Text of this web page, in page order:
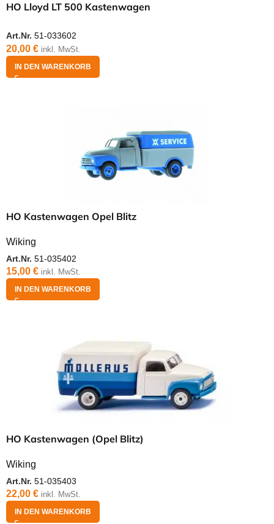
HO Lloyd LT 500 Kastenwagen
Art.Nr. 51-033602
20,00 € inkl. MwSt.
IN DEN WARENKORB
HO Kastenwagen Opel Blitz
Wiking
Art.Nr. 51-035402
15,00 € inkl. MwSt.
IN DEN WARENKORB
HO Kastenwagen (Opel Blitz)
Wiking
Art.Nr. 51-035403
22,00 € inkl. MwSt.
IN DEN WARENKORB